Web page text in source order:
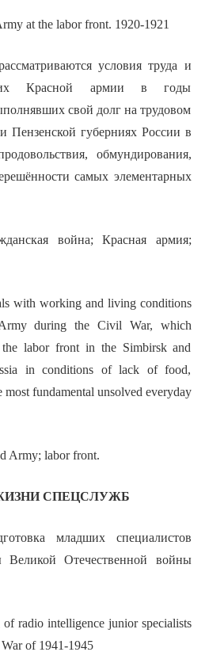
at the labor front. 1920-1921
условия труда и
Красной армии в годы
свой долг на трудовом
Пензенской губерниях России в
обмундирования,
самых элементарных
война; Красная армия;
with working and living conditions
during the Civil War, which
labor front in the Simbirsk and
in conditions of lack of food,
most fundamental unsolved everyday
Army; labor front.
СПЕЦСЛУЖБ
младших специалистов
Великой Отечественной войны
radio intelligence junior specialists
of 1941-1945